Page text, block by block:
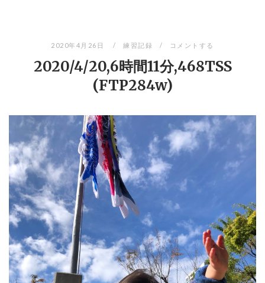
2020年4月26日 練習記録 コメントする
2020/4/20,6時間11分,468TSS
(FTP284w)